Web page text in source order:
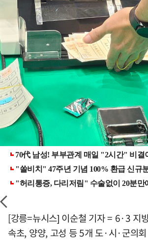
[강릉=뉴시스] 이순철 기자 = 6·3 지
속초, 양양, 고성 등 5개 도·시·군의